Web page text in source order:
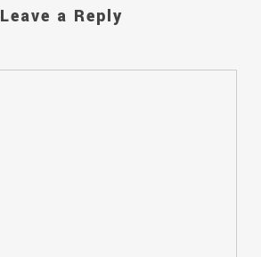
Leave a Reply